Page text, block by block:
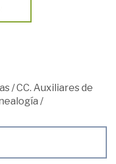
/CC. Auxiliares de
/